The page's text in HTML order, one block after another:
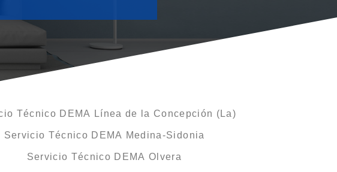
Técnico DEMA Línea de la Concepción (La)
Servicio Técnico DEMA Medina-Sidonia
Servicio Técnico DEMA Olvera